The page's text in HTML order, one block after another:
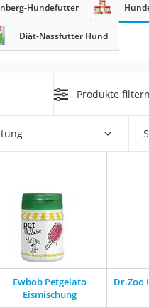
Hundefutter
Diät-Nassfutter Hund
Produkte filtern
Ewbob Petgelato
Eismischung
Dr.Zoo